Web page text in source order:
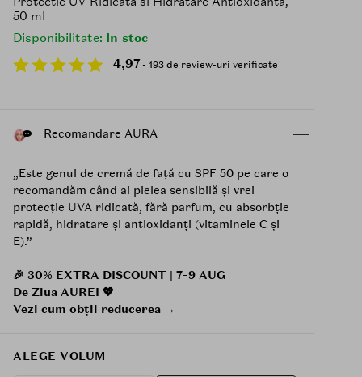
50 ml
Disponibilitate: In stoc
4,97 - 193 de review-uri verificate
Recomandare AURA
„Este genul de cremă de față cu SPF 50 pe care o
recomandăm când ai pielea sensibilă și vrei
protecție UVA ridicată, fără parfum, cu absorbție
rapidă, hidratare și antioxidanți (vitaminele C și
E).”
🎉 30% EXTRA DISCOUNT | 7–9 AUG
De Ziua AUREI 💖
Vezi cum obții reducerea →
ALEGE VOLUM